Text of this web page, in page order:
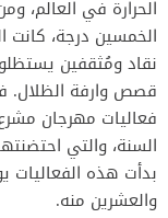
الحرارة في العالم،
الخمسين درجة،
نقاد ومُثقفين
قصص وارفة الظلال.
فعاليات مهرجان
السنة، والتي
والعشرين منه.